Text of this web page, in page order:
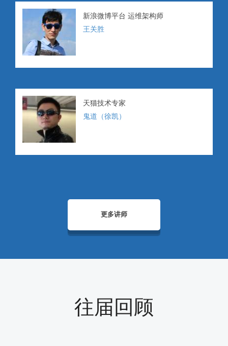
新浪微博平台 运维架构师
王关胜
天猫技术专家
鬼道（徐凯）
更多讲师
往届回顾